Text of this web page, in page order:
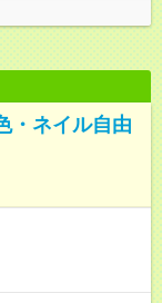
・ネイル自由